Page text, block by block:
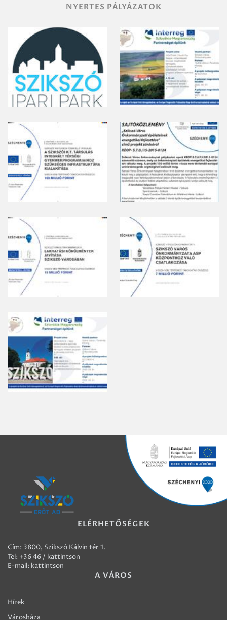
NYERTES PÁLYÁZATOK
ELÉRHETŐSÉGEK
Cím: 3800, Szikszó Kálvin tér 1.
Tel: +36 46 / kattintson
E-mail: kattintson
A VÁROS
Hírek
Városháza